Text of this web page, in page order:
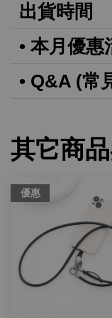
出貨時間
• 本月優惠
• Q&A (常
其它商
優惠